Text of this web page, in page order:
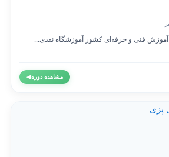
فنی و حرفه‌ای کشور آموزشگاه نقدی...
مشاهده دوره◀